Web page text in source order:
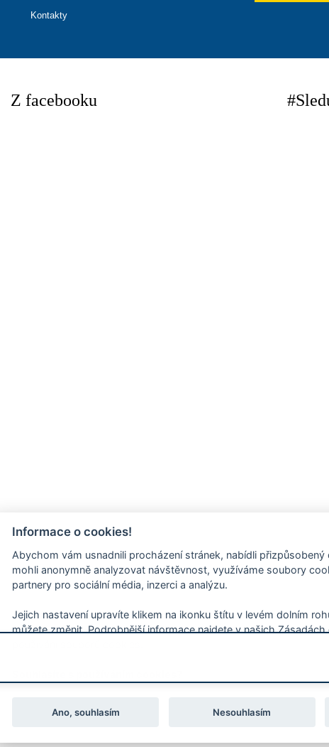
Kontakty
Z facebooku
Mobilní rozhlas
odstávky, poruchy a výpadky energií, ankety, pozvánky na kulturní
o aplikaci
webmaster@zlin.eu
Informace o cookies!
Abychom vám usnadnili procházení stránek, nabídli přizpůsobený
mohli anonymně analyzovat návštěvnost, využíváme soubory
partnery pro sociální média, inzerci a analýzu.
Jejich nastavení upravíte klikem na ikonku štítu v levém dolním
můžete změnit. Podrobnější informace najdete v našich
Ano, souhlasím Nesouhlasím